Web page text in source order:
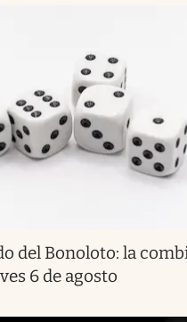
del Bonoloto: la
6 de agosto